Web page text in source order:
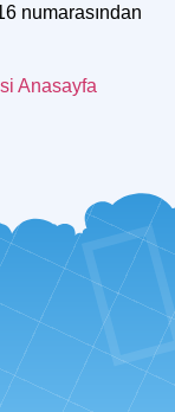
numarasından
Anasayfa